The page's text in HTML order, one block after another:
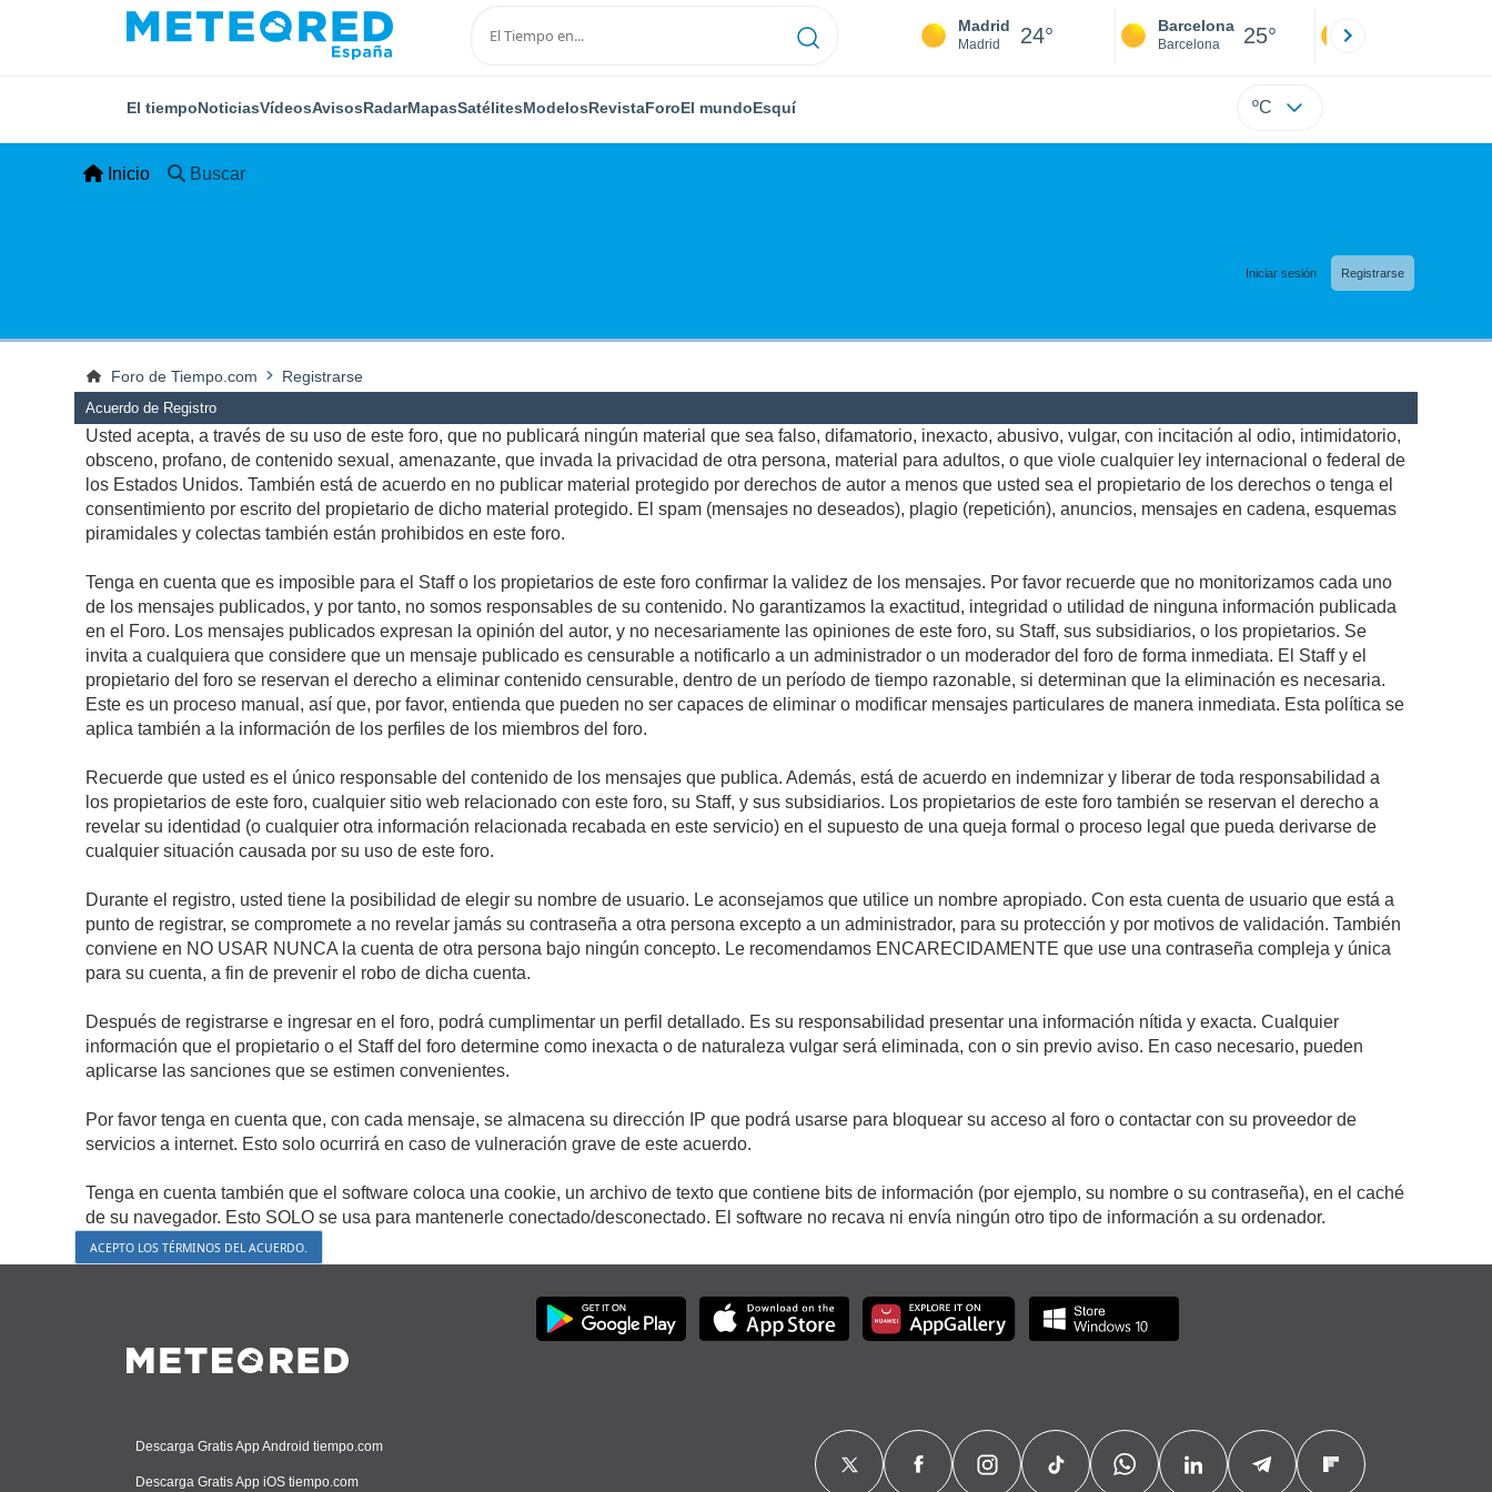
Madrid
Madrid 24° Barcelona
Barcelona 25°
El tiempoNoticiasVídeosAvisosRadarMapasSatélitesModelosRevistaForoEl mundoEsquí ºC
Inicio Buscar
Iniciar sesión Registrarse
Foro de Tiempo.com Registrarse
Acuerdo de Registro
Usted acepta, a través de su uso de este foro, que no publicará ningún material que sea falso, difamatorio, inexacto, abusivo, vulgar, con incitación al odio, intimidatorio,
obsceno, profano, de contenido sexual, amenazante, que invada la privacidad de otra persona, material para adultos, o que viole cualquier ley internacional o federal de
los Estados Unidos. También está de acuerdo en no publicar material protegido por derechos de autor a menos que usted sea el propietario de los derechos o tenga el
consentimiento por escrito del propietario de dicho material protegido. El spam (mensajes no deseados), plagio (repetición), anuncios, mensajes en cadena, esquemas
piramidales y colectas también están prohibidos en este foro.
Tenga en cuenta que es imposible para el Staff o los propietarios de este foro confirmar la validez de los mensajes. Por favor recuerde que no monitorizamos cada uno
de los mensajes publicados, y por tanto, no somos responsables de su contenido. No garantizamos la exactitud, integridad o utilidad de ninguna información publicada
en el Foro. Los mensajes publicados expresan la opinión del autor, y no necesariamente las opiniones de este foro, su Staff, sus subsidiarios, o los propietarios. Se
invita a cualquiera que considere que un mensaje publicado es censurable a notificarlo a un administrador o un moderador del foro de forma inmediata. El Staff y el
propietario del foro se reservan el derecho a eliminar contenido censurable, dentro de un período de tiempo razonable, si determinan que la eliminación es necesaria.
Este es un proceso manual, así que, por favor, entienda que pueden no ser capaces de eliminar o modificar mensajes particulares de manera inmediata. Esta política se
aplica también a la información de los perfiles de los miembros del foro.
Recuerde que usted es el único responsable del contenido de los mensajes que publica. Además, está de acuerdo en indemnizar y liberar de toda responsabilidad a
los propietarios de este foro, cualquier sitio web relacionado con este foro, su Staff, y sus subsidiarios. Los propietarios de este foro también se reservan el derecho a
revelar su identidad (o cualquier otra información relacionada recabada en este servicio) en el supuesto de una queja formal o proceso legal que pueda derivarse de
cualquier situación causada por su uso de este foro.
Durante el registro, usted tiene la posibilidad de elegir su nombre de usuario. Le aconsejamos que utilice un nombre apropiado. Con esta cuenta de usuario que está a
punto de registrar, se compromete a no revelar jamás su contraseña a otra persona excepto a un administrador, para su protección y por motivos de validación. También
conviene en NO USAR NUNCA la cuenta de otra persona bajo ningún concepto. Le recomendamos ENCARECIDAMENTE que use una contraseña compleja y única
para su cuenta, a fin de prevenir el robo de dicha cuenta.
Después de registrarse e ingresar en el foro, podrá cumplimentar un perfil detallado. Es su responsabilidad presentar una información nítida y exacta. Cualquier
información que el propietario o el Staff del foro determine como inexacta o de naturaleza vulgar será eliminada, con o sin previo aviso. En caso necesario, pueden
aplicarse las sanciones que se estimen convenientes.
Por favor tenga en cuenta que, con cada mensaje, se almacena su dirección IP que podrá usarse para bloquear su acceso al foro o contactar con su proveedor de
servicios a internet. Esto solo ocurrirá en caso de vulneración grave de este acuerdo.
Tenga en cuenta también que el software coloca una cookie, un archivo de texto que contiene bits de información (por ejemplo, su nombre o su contraseña), en el caché
de su navegador. Esto SOLO se usa para mantenerle conectado/desconectado. El software no recava ni envía ningún otro tipo de información a su ordenador.
Descarga Gratis App Android tiempo.com
Descarga Gratis App iOS tiempo.com